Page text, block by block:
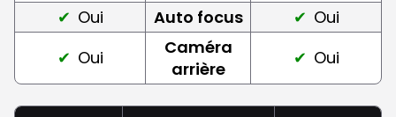
Oui
Auto focus
Oui
Oui
Caméra
arrière
Oui